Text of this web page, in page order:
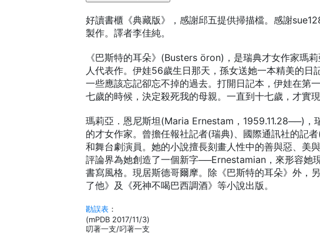
好讀書櫃《典藏版》，感謝邱五提供掃描檔。感謝
製作。譯者李佳純。
《巴斯特的耳朵》(Busters öron)，是瑞典才女作家瑪
人代表作。伊娃56歲生日那天，孫女送她一本精美的日
一些應該忘記卻忘不掉的過去。打開日記本，伊娃在第
七歲的時候，決定殺死我的母親。一直到十七歲，才實
瑪莉亞．恩尼斯坦(Maria Ernestam，1959.11.28──)，
的才女作家。曾擔任報社記者(瑞典)、國際通訊社的記
和舞台劇演員。她的小說擅長刻畫人性中的善與惡、美
評論界為她創造了一個新字──Ernestamian，來形容她
書寫風格。現居斯德哥爾摩。除《巴斯特的耳朵》外，
了他》及《死神不喝巴西調酒》等小說出版。
勘誤表 ：
(mPDB 2017/11/3)
叨著一支/叼著一支